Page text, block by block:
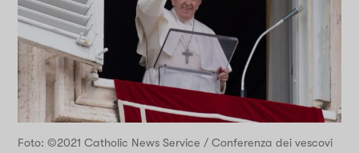
Foto: ©2021 Catholic News Service / Conferenza dei vescovi